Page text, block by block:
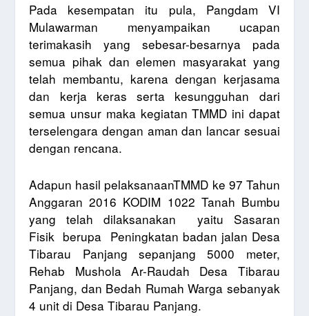
Pada kesempatan itu pula, Pangdam VI
Mulawarman menyampaikan ucapan
terimakasih yang sebesar-besarnya pada
semua pihak dan elemen masyarakat yang
telah membantu, karena dengan kerjasama
dan kerja keras serta kesungguhan dari
semua unsur maka kegiatan TMMD ini dapat
terselengara dengan aman dan lancar sesuai
dengan rencana.
Adapun hasil pelaksanaanTMMD ke 97 Tahun
Anggaran 2016 KODIM 1022 Tanah Bumbu
yang telah dilaksanakan
yaitu Sasaran
Fisik berupa Peningkatan badan jalan Desa
Tibarau Panjang sepanjang 5000 meter,
Rehab Mushola Ar-Raudah Desa Tibarau
Panjang, dan Bedah Rumah Warga sebanyak
4 unit di Desa Tibarau Panjang.